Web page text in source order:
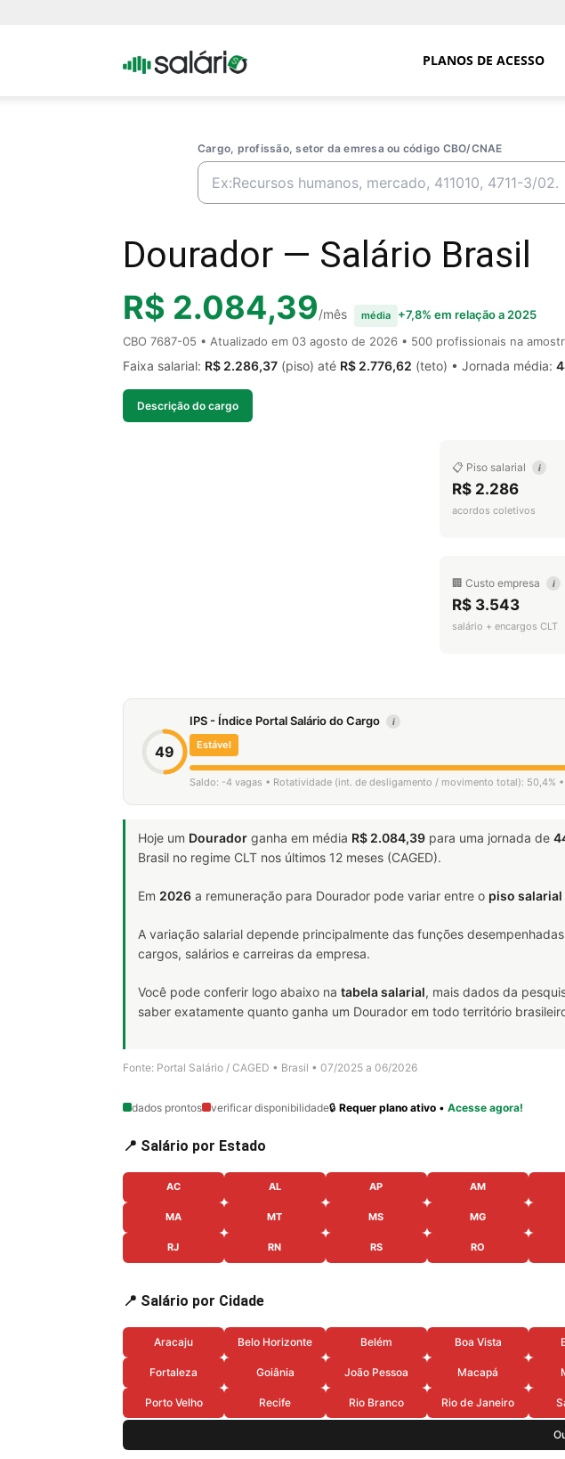
Portal PLANOS DE ACESSO
Cargo, profissão, setor da emresa ou código CBO/CNAE
Dourador — Salário Brasil
R$ 2.084,39/mês média
+7,8% em relação a 2025
CBO 7687-05 • Atualizado em 03 agosto de 2026 • 500 profissionais na
Faixa salarial: R$ 2.286,37 (piso) até R$ 2.776,62 (teto) • Jornada média:
Descrição do cargo
📋 Piso salarial i
R$ 2.286
acordos coletivos
🏢 Custo empresa i
R$ 3.543
salário + encargos CLT
49
IPS - Índice Portal Salário do Cargo i
Estável
Saldo: -4 vagas • Rotatividade (int. de desligamento / movimento total): 50,4%
Hoje um Dourador ganha em média R$ 2.084,39 para uma jornada de
Brasil no regime CLT nos últimos 12 meses (CAGED).
Em 2026 a remuneração para Dourador pode variar entre o piso salarial
A variação salarial depende principalmente das funções
cargos, salários e carreiras da empresa.
Você pode conferir logo abaixo na tabela salarial, mais dados da
saber exatamente quanto ganha um Dourador em todo território
Fonte: Portal Salário / CAGED • Brasil • 07/2025 a 06/2026
dados prontos verificar disponibilidade🔒 Requer plano ativo • Acesse agora!
📍 Salário por Estado
AC AL AP AM
MA MT MS MG
RJ RN RS RO
📍 Salário por Cidade
Aracaju Belo Horizonte Belém Boa Vista
Fortaleza Goiânia João Pessoa Macapá
Porto Velho Recife Rio Branco Rio de Janeiro